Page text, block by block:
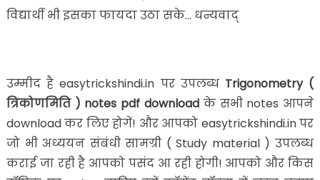
विद्यार्थी भी इसका फायदा उठा सके… धन्यवाद्
उम्मीद है easytrickshindi.in पर उपलब्ध Trigonometry (
त्रिकोणमिति ) notes pdf download के सभी notes आपने
download कर लिए होगें! और आपको easytrickshindi.in पर
जो भी अध्ययन संबंधी सामग्री ( Study material ) उपलब्ध
कराई जा रही है आपको पसंद आ रही होगी! आपको और किस